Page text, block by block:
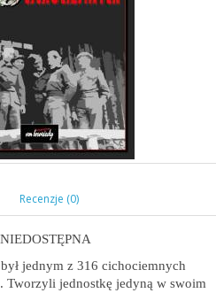
jednym z 316 cichociemnych
Tworzyli jednostkę jedyną w swoim